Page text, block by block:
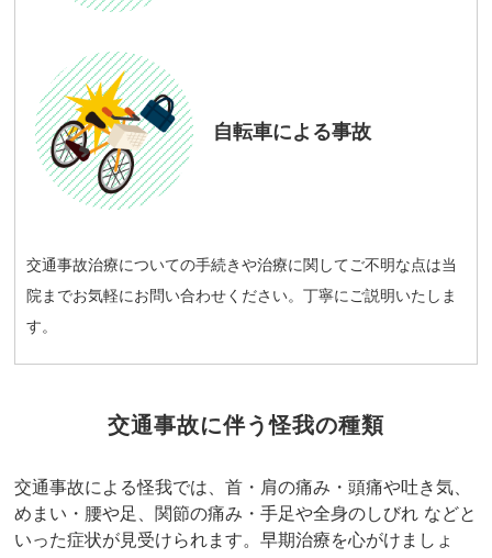
自転車による事故
交通事故治療についての手続きや治療に関してご不明な点は当
院までお気軽にお問い合わせください。丁寧にご説明いたしま
す。
交通事故に伴う怪我の種類
交通事故による怪我では、首・肩の痛み・頭痛や吐き気、
めまい・腰や足、関節の痛み・手足や全身のしびれ などと
いった症状が見受けられます。早期治療を心がけましょ